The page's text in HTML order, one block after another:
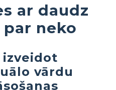
ar daudz
neko
izveidot
vārdu